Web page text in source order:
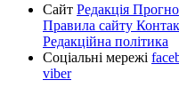
Сайт Редакція
Правила сайту
Редакційна політика
Соціальні мережі
viber